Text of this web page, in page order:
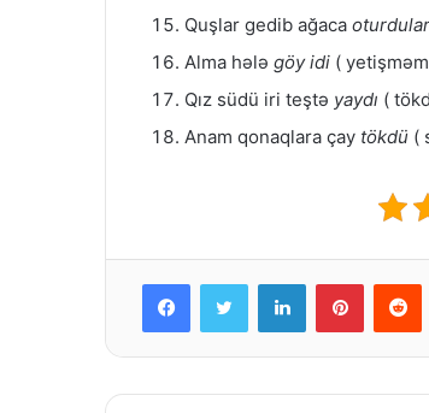
Quşlar gedib ağaca oturdular
Alma hələ göy idi (
Qız südü iri teştə yaydı (
Anam qonaqlara çay tökdü (
FacebookTwitter LinkedInPinterest